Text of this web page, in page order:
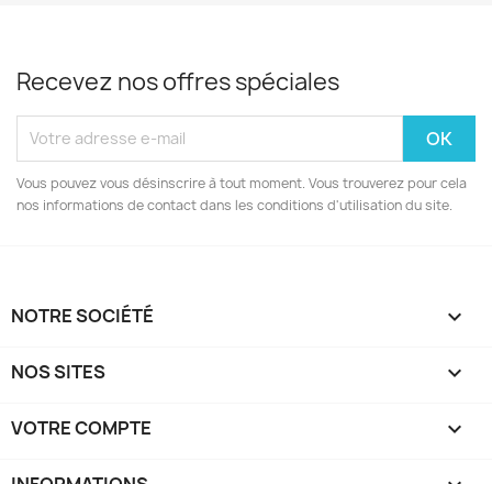
Recevez nos offres spéciales
Vous pouvez vous désinscrire à tout moment. Vous trouverez pour cela
nos informations de contact dans les conditions d'utilisation du site.
NOTRE SOCIÉTÉ 
NOS SITES 
VOTRE COMPTE 